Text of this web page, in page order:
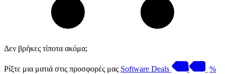
Δεν βρήκες τίποτα ακόμα;
Ρίξτε μια ματιά στις προσφορές μας Software Deals %